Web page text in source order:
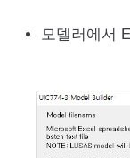
모델러에서